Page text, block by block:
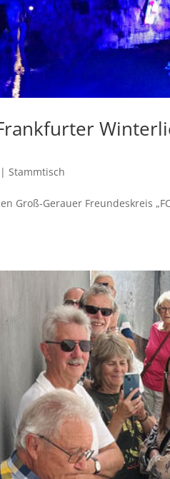
| Stammtisch
Groß-Gerauer Freundeskreis